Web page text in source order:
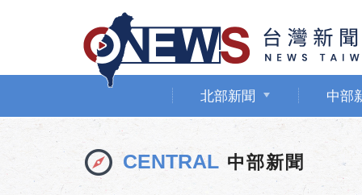
北部新聞 中部
CENTRAL 中部新聞